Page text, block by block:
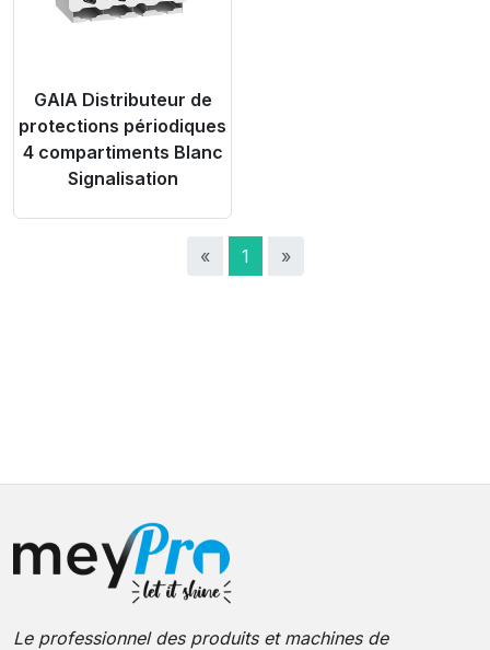
GAIA Distributeur de
protections périodiques
4 compartiments Blanc
Signalisation
« 1 »
Le professionnel des produits et machines de